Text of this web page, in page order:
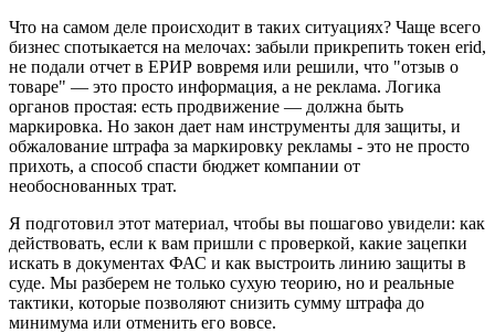
Что на самом деле происходит в таких ситуациях? Чаще всего
бизнес спотыкается на мелочах: забыли прикрепить токен erid,
не подали отчет в ЕРИР вовремя или решили, что "отзыв о
товаре" — это просто информация, а не реклама. Логика
органов простая: есть продвижение — должна быть
маркировка. Но закон дает нам инструменты для защиты, и
обжалование штрафа за маркировку рекламы - это не просто
прихоть, а способ спасти бюджет компании от
необоснованных трат.
Я подготовил этот материал, чтобы вы пошагово увидели: как
действовать, если к вам пришли с проверкой, какие зацепки
искать в документах ФАС и как выстроить линию защиты в
суде. Мы разберем не только сухую теорию, но и реальные
тактики, которые позволяют снизить сумму штрафа до
минимума или отменить его вовсе.